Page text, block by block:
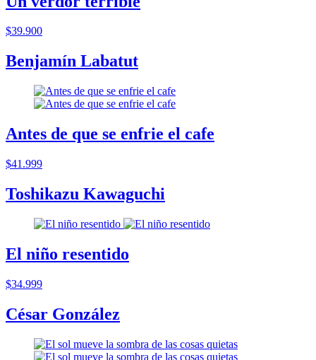
$39.900
Benjamín Labatut
Antes de que se enfrie el cafe
$41.999
Toshikazu Kawaguchi
El niño resentido
$34.999
César González